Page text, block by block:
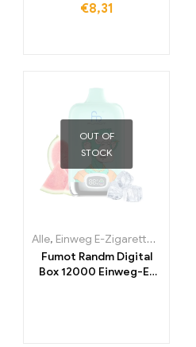
5000 Züge
€8,31
Einweg-E-Zigaretten Irland,Einweg-E-
OUT OF
STOCK
Alle, Einweg E-Zigaretten
Fumot Randm Digital
Box 12000 Einweg-E-